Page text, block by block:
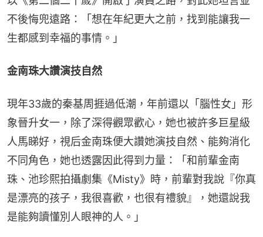
不後悔兜遠路：「想在年紀更大之前，找到能讓我一
生都感到幸福的事情。」
金南珠大讚演技自然
現年33歲的秦基周捱過低潮，年前還以「腦性女」形
象晉升女一，除了深得觀眾歡心，她也被許多巨星級
人馬睇好，視后金南珠便大讚她演技自然、能夠消化
不同角色，她也透露因此得到力量：「和前輩金南
珠、池珍熙拍攝劇集《Misty》時，前輩對我說『你真
是漂亮的孩子，我很喜歡，也很有禮貌』，她還說我
是能夠讀懂別人眼神的人。」